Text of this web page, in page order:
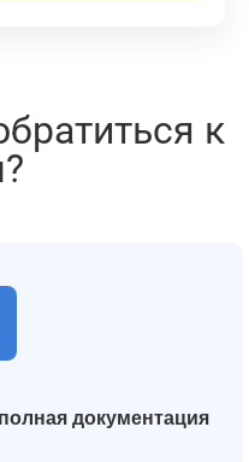
к
документация